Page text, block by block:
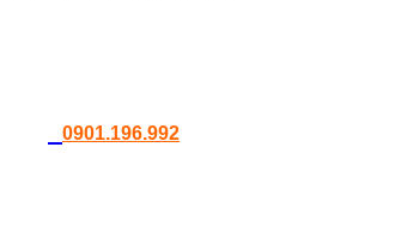
0901.196.992